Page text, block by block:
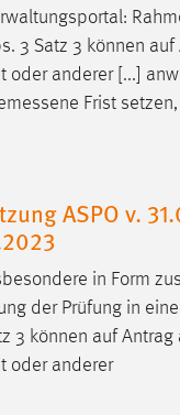
3 Satz 3 können auf
oder anderer [...]
Frist
ASPO v.
in Form
der Prüfung in
3 können auf Antrag
oder anderer